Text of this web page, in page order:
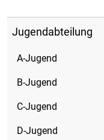
Jugendabteilung
A-Jugend
B-Jugend
C-Jugend
D-Jugend